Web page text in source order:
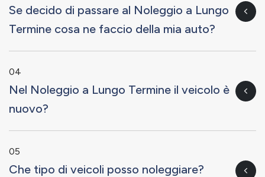
Se decido di passare al Noleggio a Lungo
Termine cosa ne faccio della mia auto?
04
Nel Noleggio a Lungo Termine il veicolo è
nuovo?
05
Che tipo di veicoli posso noleggiare?